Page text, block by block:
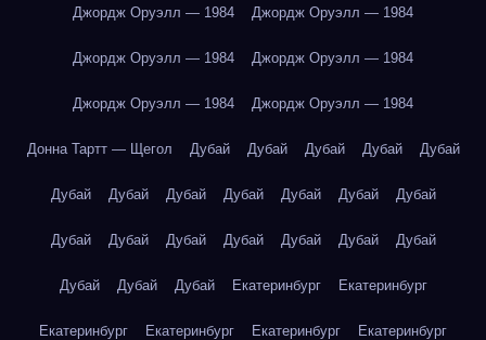
Джордж Оруэлл — 1984 Джордж Оруэлл — 1984
Джордж Оруэлл — 1984 Джордж Оруэлл — 1984
Джордж Оруэлл — 1984 Джордж Оруэлл — 1984
Донна Тартт — Щегол Дубай Дубай Дубай Дубай Дубай
Дубай Дубай Дубай Дубай Дубай Дубай Дубай
Дубай Дубай Дубай Дубай Дубай Дубай Дубай
Дубай Дубай Дубай Екатеринбург Екатеринбург
Екатеринбург Екатеринбург Екатеринбург Екатеринбург